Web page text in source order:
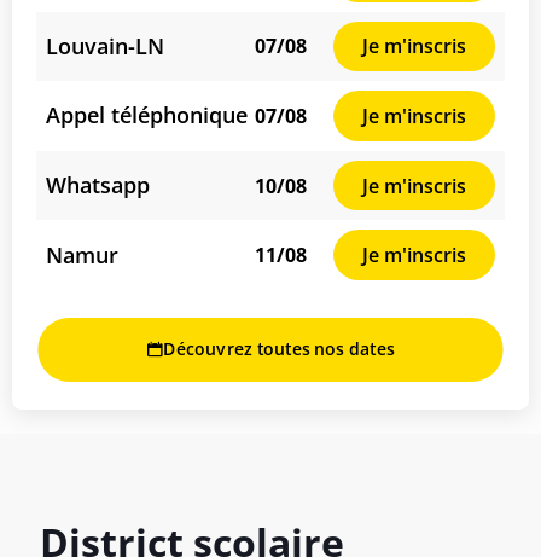
Louvain-LN 07/08 Je m'inscris
Appel téléphonique 07/08 Je m'inscris
Whatsapp 10/08 Je m'inscris
Namur 11/08 Je m'inscris
Découvrez toutes nos dates
District scolaire